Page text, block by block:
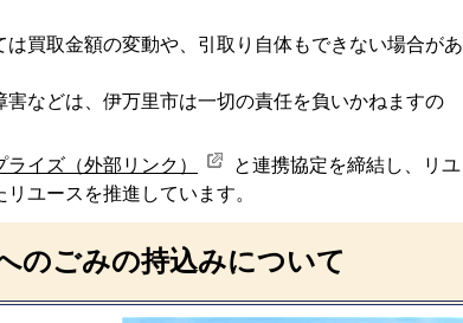
は買取金額の変動や、引取り自体もできない場合があ
害などは、伊万里市は一切の責任を負いかねますの
イズ（外部リンク）
と連携協定を締結し、リユ
ユースを推進しています。
のごみの持込みについて